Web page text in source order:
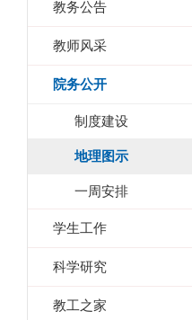
教务公告
教师风采
院务公开
制度建设
地理图示
一周安排
学生工作
科学研究
教工之家